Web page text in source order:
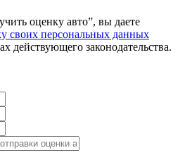
оценку авто”, вы даете
своих персональных данных
действующего законодательства.